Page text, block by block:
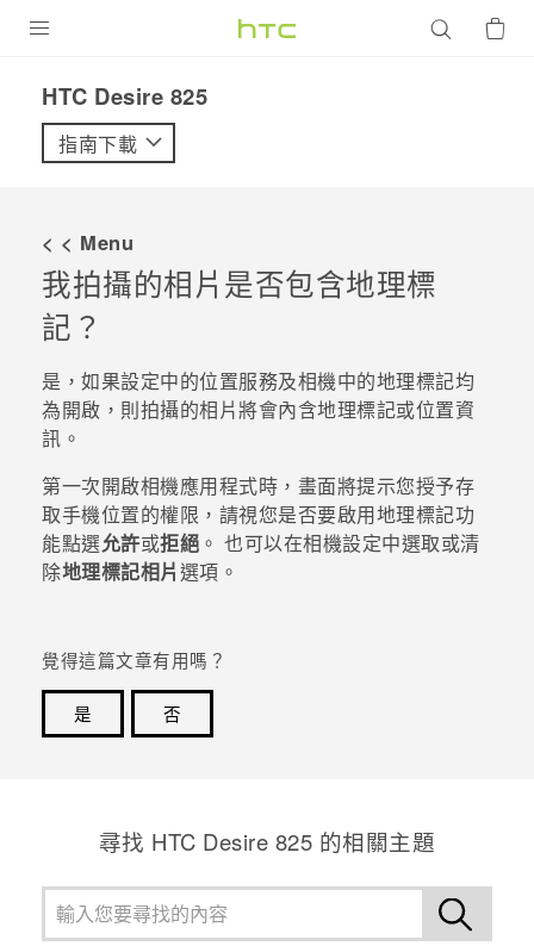
VIVE
配件
VIVERSE
優惠專區
焦點訊息
企業採購
銷售門市
銷售通路
支援服務
VIVELAND
登入
HTC Desire 825‎
指南下載
< < Menu
我拍攝的相片是否包含地理標
記？
是，如果設定中的位置服務及相機中的地理標記均
為開啟，則拍攝的相片將會內含地理標記或位置資
訊。
第一次開啟相機應用程式時，畫面將提示您授予存
取手機位置的權限，請視您是否要啟用地理標記功
能點選允許或拒絕 。 也可以在相機設定中選取或清
除地理標記相片選項。
覺得這篇文章有用嗎？
是
否
尋找 HTC Desire 825 的相關主題